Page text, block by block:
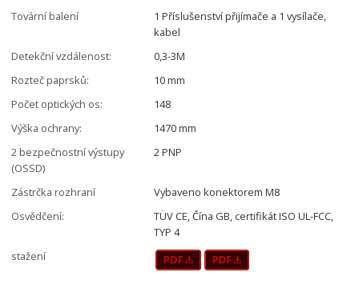
Tovární balení
1 Příslušenství přijímače a 1 vysílače,
kabel
Detekční vzdálenost:
0,3-3M
Rozteč paprsků:
10 mm
Počet optických os:
148
Výška ochrany:
1470 mm
2 bezpečnostní výstupy
(OSSD)
2 PNP
Zástrčka rozhraní
Vybaveno konektorem M8
Osvědčení:
TÜV CE, Čína GB, certifikát ISO UL-FCC,
TYP 4
stažení